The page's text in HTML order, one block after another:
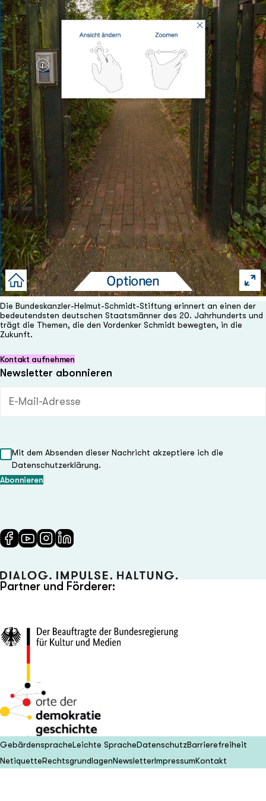
Die Bundeskanzler-Helmut-Schmidt-Stiftung erinnert an einen der
bedeutendsten deutschen Staatsmänner des 20. Jahrhunderts und
trägt die Themen, die den Vordenker Schmidt bewegten, in die
Zukunft.
Kontakt aufnehmen
Newsletter abonnieren
Mit dem Absenden dieser Nachricht akzeptiere ich die
Datenschutzerklärung.
Partner und Förderer:
GebärdenspracheLeichte SpracheDatenschutzBarrierefreiheit
NetiquetteRechtsgrundlagenNewsletterImpressumKontakt